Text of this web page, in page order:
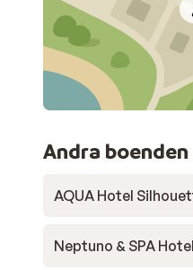
Andra
AQUA Hotel
Neptuno & SPA Hotel